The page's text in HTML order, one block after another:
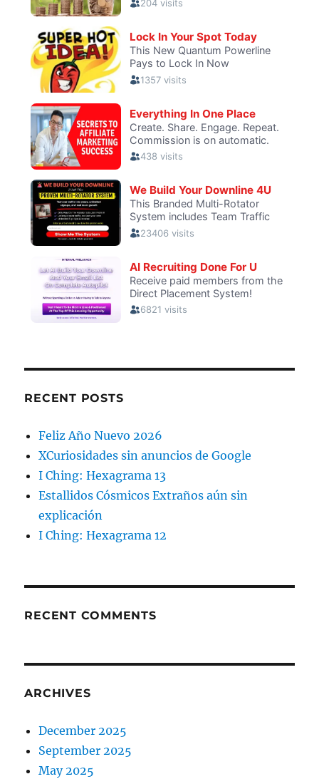
RECENT POSTS
Feliz Año Nuevo 2026
XCuriosidades sin anuncios de Google
I Ching: Hexagrama 13
Estallidos Cósmicos Extraños aún sin
explicación
I Ching: Hexagrama 12
RECENT COMMENTS
ARCHIVES
December 2025
September 2025
May 2025